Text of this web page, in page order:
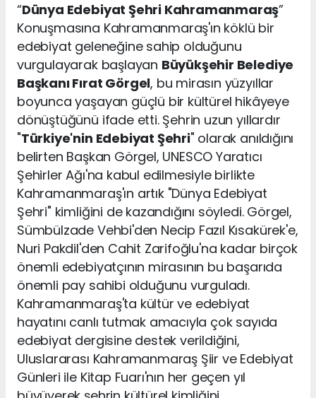
“Dünya Edebiyat Şehri Kahramanmaraş”
Konuşmasına Kahramanmaraş'ın köklü bir
edebiyat geleneğine sahip olduğunu
vurgulayarak başlayan Büyükşehir Belediye
Başkanı Fırat Görgel, bu mirasın yüzyıllar
boyunca yaşayan güçlü bir kültürel hikâyeye
dönüştüğünü ifade etti. Şehrin uzun yıllardır
"Türkiye'nin Edebiyat Şehri" olarak anıldığını
belirten Başkan Görgel, UNESCO Yaratıcı
Şehirler Ağı'na kabul edilmesiyle birlikte
Kahramanmaraş'ın artık "Dünya Edebiyat
Şehri" kimliğini de kazandığını söyledi. Görgel,
Sümbülzade Vehbi'den Necip Fazıl Kısakürek'e,
Nuri Pakdil'den Cahit Zarifoğlu'na kadar birçok
önemli edebiyatçının mirasının bu başarıda
önemli pay sahibi olduğunu vurguladı.
Kahramanmaraş'ta kültür ve edebiyat
hayatını canlı tutmak amacıyla çok sayıda
edebiyat dergisine destek verildiğini,
Uluslararası Kahramanmaraş Şiir ve Edebiyat
Günleri ile Kitap Fuarı'nın her geçen yıl